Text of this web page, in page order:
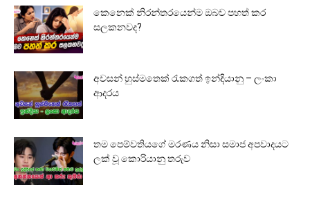
කෙනෙක් නිරන්තරයෙන්ම ඔබව පහත් කර
සලකනවද?
අවසන් හුස්මතෙක් රැකගත් ඉන්දියානු – ලංකා
ආදරය
තම පෙම්වතියගේ මරණය නිසා සමාජ අපවාදයට
ලක් වූ කොරියානු තරුව